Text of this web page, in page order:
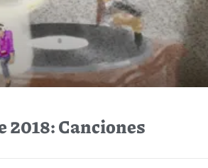
2018: Canciones